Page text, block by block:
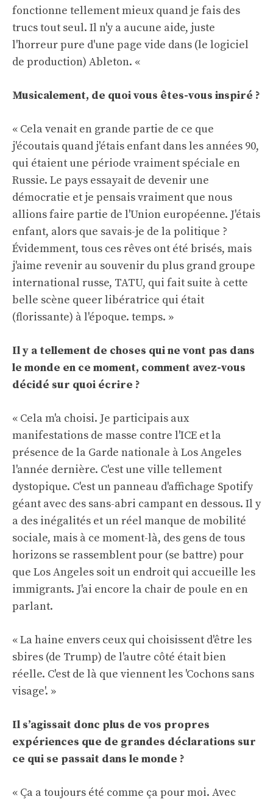
fonctionne tellement mieux quand je fais des
trucs tout seul. Il n'y a aucune aide, juste
l'horreur pure d'une page vide dans (le logiciel
de production) Ableton. «
Musicalement, de quoi vous êtes-vous inspiré ?
« Cela venait en grande partie de ce que
j'écoutais quand j'étais enfant dans les années 90,
qui étaient une période vraiment spéciale en
Russie. Le pays essayait de devenir une
démocratie et je pensais vraiment que nous
allions faire partie de l'Union européenne. J'étais
enfant, alors que savais-je de la politique ?
Évidemment, tous ces rêves ont été brisés, mais
j'aime revenir au souvenir du plus grand groupe
international russe, TATU, qui fait suite à cette
belle scène queer libératrice qui était
(florissante) à l'époque. temps. »
Il y a tellement de choses qui ne vont pas dans
le monde en ce moment, comment avez-vous
décidé sur quoi écrire ?
« Cela m'a choisi. Je participais aux
manifestations de masse contre l'ICE et la
présence de la Garde nationale à Los Angeles
l'année dernière. C'est une ville tellement
dystopique. C'est un panneau d'affichage Spotify
géant avec des sans-abri campant en dessous. Il y
a des inégalités et un réel manque de mobilité
sociale, mais à ce moment-là, des gens de tous
horizons se rassemblent pour (se battre) pour
que Los Angeles soit un endroit qui accueille les
immigrants. J'ai encore la chair de poule en en
parlant.
« La haine envers ceux qui choisissent d'être les
sbires (de Trump) de l'autre côté était bien
réelle. C'est de là que viennent les 'Cochons sans
visage'. »
Il s’agissait donc plus de vos propres
expériences que de grandes déclarations sur
ce qui se passait dans le monde ?
« Ça a toujours été comme ça pour moi. Avec